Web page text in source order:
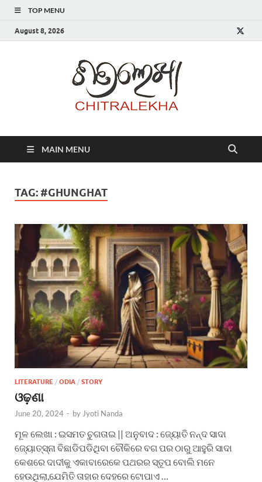
TOP MENU
August 8, 2026
MAIN MENU
TAG: #GHUNGHAT
LITERATURE / ODIA / STORY
ଓଢ଼ଣା
June 20, 2024 - by Jyoti Nanda
ମୂଳ ଲେଖା : ଇସମତ ଚୁଗତାଇ || ଅନୁବାଦ : ଜ୍ୟୋତି ନନ୍ଦ ସାଦା
ଜ୍ୟୋତ୍ସ୍ନା ବିଛାଡିପଡିଥିବା ଚୌକିରେ ବଗ ପର ଠାରୁ ଆହୁରି ସାଦା
କେଶରେ ଦାଦୀକୁ ଏକାବାରେକେ ପଥରର ସ୍ତୂପ ବୋଲି ମନେ
ହେଉଥିଲା,ଯେମିତି ତାହାର ଦେହରେ ଟୋପାଏ …